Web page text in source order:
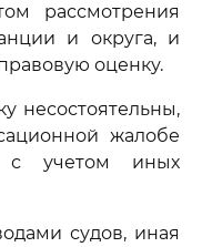
рассмотрения
и округа, и
оценку.
несостоятельны,
жалобе
с учетом иных
судов, иная